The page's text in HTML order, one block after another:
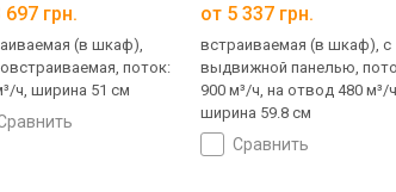
697 грн.
(в шкаф),
поток:
ч, ширина 51 см
сравнить
от 5 337 грн.
встраиваемая (в шкаф), с
выдвижной панелью,
900 м³/ч, на отвод 480 м³/
ширина 59.8 см
сравнить